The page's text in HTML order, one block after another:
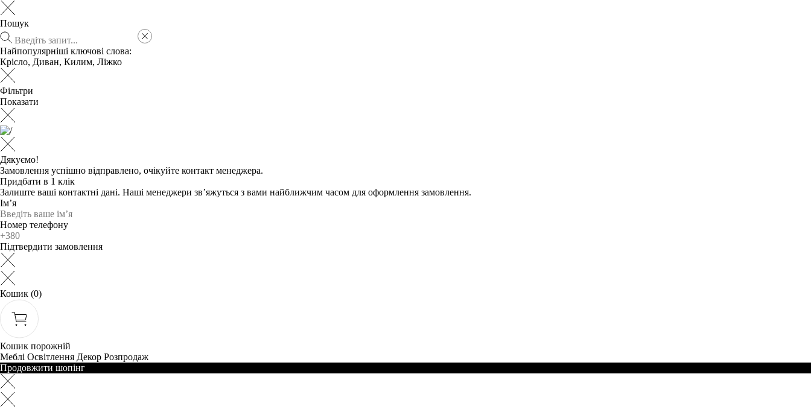
Пошук
Найпопулярніші ключові слова:
Крісло, Диван, Килим, Ліжко
Фільтри
Показати
Дякуємо!
Замовлення успішно відправлено, очікуйте контакт менеджера.
Придбати в 1 клік
Залиште ваші контактні дані. Наші менеджери зв’яжуться з вами найближчим часом для оформлення замовлення.
Ім’я
Номер телефону
Підтвердити замовлення
Кошик (0)
Кошик порожній
Меблі Освітлення Декор Розпродаж
Продовжити шопінг